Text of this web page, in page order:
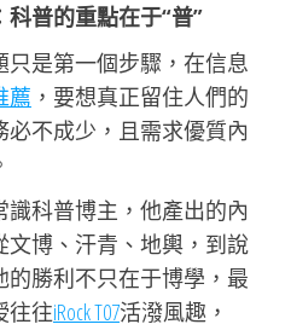
普的重點在于“普”
只是第一個步驟，在信息
薦 ，要想真正留住人們的
不成少，且需求優質內
識科普博主，他產出的內
博、汗青、地輿，到說
勝利不只在于博學，最
往往iRock T07活潑風趣，